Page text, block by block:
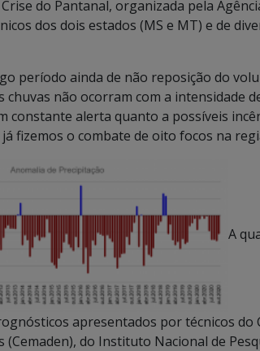
do Pantanal, organizada pela
dos dois estados (MS e MT) e de
período ainda de não reposição do
chuvas não ocorram com a intensidade
constante alerta quanto a possíveis
fizemos o combate de oito focos na
A
apresentados por técnicos
do Instituto Nacional de